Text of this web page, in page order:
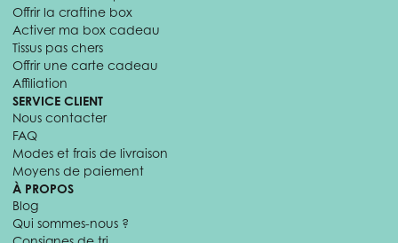
Offrir la craftine box
Activer ma box cadeau
Tissus pas chers
Offrir une carte cadeau
Affiliation
SERVICE CLIENT
Nous contacter
FAQ
Modes et frais de livraison
Moyens de paiement
À PROPOS
Blog
Qui sommes-nous ?